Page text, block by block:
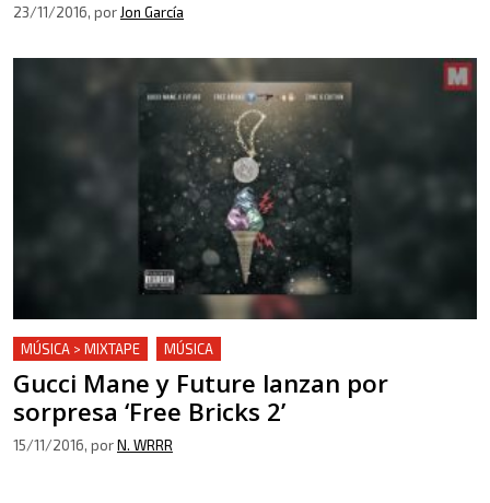
23/11/2016, por Jon García
MÚSICA > MIXTAPE MÚSICA
Gucci Mane y Future lanzan por
sorpresa ‘Free Bricks 2’
15/11/2016, porN. WRRR